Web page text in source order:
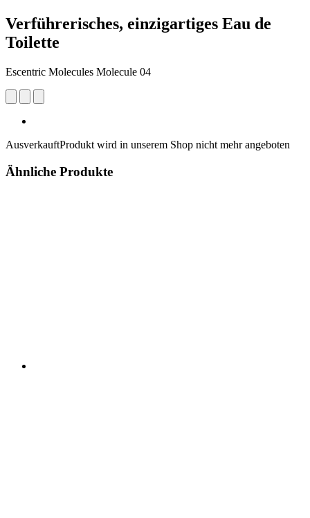
Verführerisches, einzigartiges Eau de
Toilette
Escentric Molecules Molecule 04
AusverkauftProdukt wird in unserem Shop nicht mehr angeboten
Ähnliche Produkte